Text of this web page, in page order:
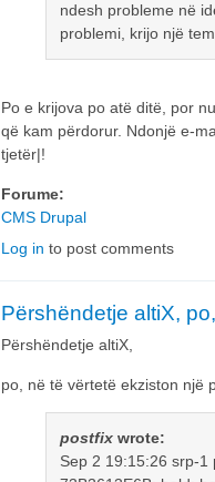
ndesh probleme në
problemi, krijo një
Po e krijova po atë ditë, por
që kam përdorur. Ndonjë e-
tjetër|!
Forume:
CMS Drupal
Log in to post comments
Përshëndetje altiX,
Përshëndetje altiX,
po, në të vërtetë ekziston një
postfix wrote:
Sep 2 19:15:26 srp-1